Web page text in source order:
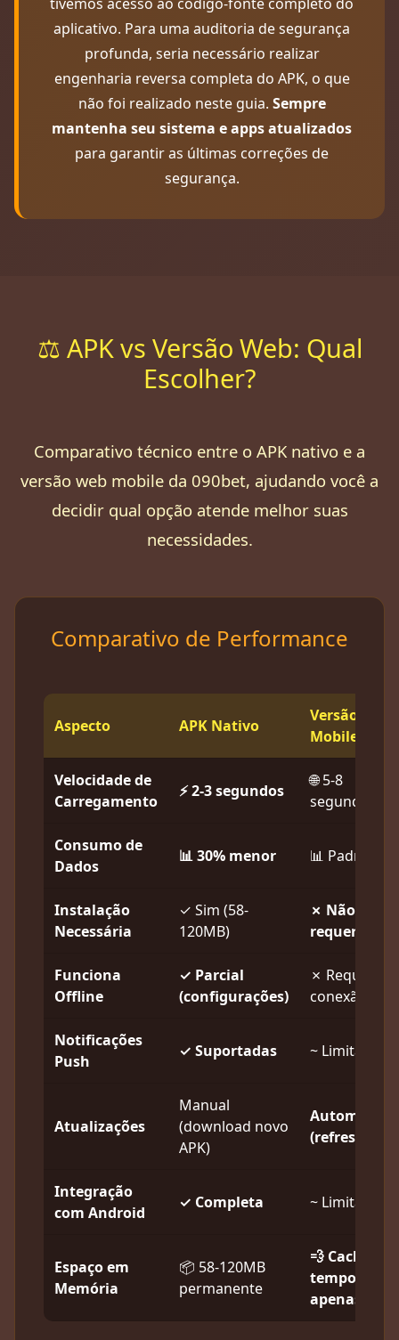
aplicativo. Para uma auditoria de segurança
profunda, seria necessário realizar
engenharia reversa completa do APK, o que
não foi realizado neste guia. Sempre
mantenha seu sistema e apps atualizados
para garantir as últimas correções de
segurança.
⚖️ APK vs Versão Web: Qual
Escolher?
Comparativo técnico entre o APK nativo e a
versão web mobile da 090bet, ajudando você a
decidir qual opção atende melhor suas
necessidades.
Comparativo de Performance
Aspecto APK Nativo
Versão Web
Mobile
Velocidade de
Carregamento
⚡ 2-3 segundos
🌐 5-8
segundos
Consumo de
Dados
📊 30% menor 📊 Padrão
Instalação
Necessária
✓ Sim (58-
120MB)
✗ Não
requer
Funciona
Offline
✓ Parcial
(configurações)
✗ Requer
conexão
Notificações
Push
✓ Suportadas ~ Limitadas
Atualizações
Manual
(download novo
APK)
(refresh)
Integração
com Android
✓ Completa ~ Limitada
Espaço em
Memória
📦 58-120MB
permanente
💨 Cache
temporário
apenas